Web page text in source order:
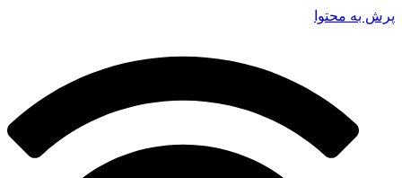
پرش به محتوا